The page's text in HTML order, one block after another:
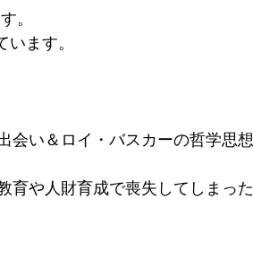
。
ます。
会い＆ロイ・バスカーの哲学思想
育や人財育成で喪失してしまった